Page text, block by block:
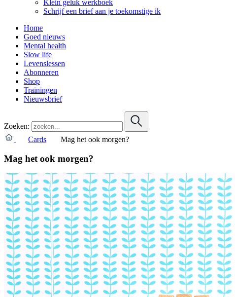
Klein geluk werkboek
Schrijf een brief aan je toekomstige ik
Home
Goed nieuws
Mental health
Slow life
Levenslessen
Abonneren
Shop
Trainingen
Nieuwsbrief
Zoeken:
Cards
Mag het ook morgen?
Mag het ook morgen?